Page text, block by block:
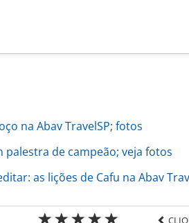
na Abav TravelSP; fotos
palestra de campeão; veja fotos
as lições de Cafu na Abav